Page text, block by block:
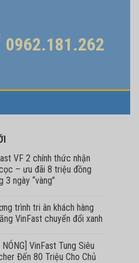
0962.181.262
VF 2 chính thức nhận
– ưu đãi 8 triệu đồng
3 ngày “vàng”
trình tri ân khách hàng
VinFast chuyển đổi xanh
NÓNG] VinFast Tung Siêu
Đến 80 Triệu Cho Chủ